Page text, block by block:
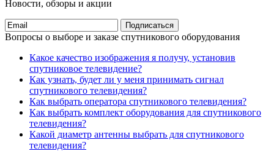
Новости, обзоры и акции
Подписаться
Вопросы о выборе и заказе спутникового оборудования
Какое качество изображения я получу, установив
спутниковое телевидение?
Как узнать, будет ли у меня принимать сигнал
спутникового телевидения?
Как выбрать оператора спутникового телевидения?
Как выбрать комплект оборудования для спутникового
телевидения?
Какой диаметр антенны выбрать для спутникового
телевидения?